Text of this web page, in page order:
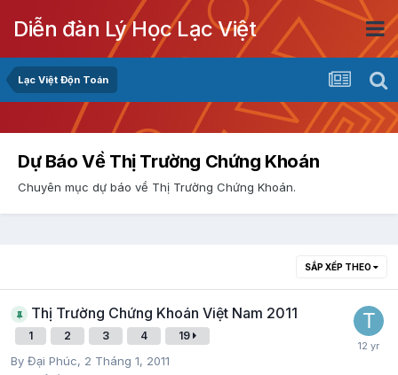
Diễn đàn Lý Học Lạc Việt
Lạc Việt Độn Toán
Dự Báo Về Thị Trường Chứng Khoán
Chuyên mục dự báo về Thị Trường Chứng Khoán.
SẮP XẾP THEO
Thị Trường Chứng Khoán Việt Nam 2011
1 2 3 4 19
By Đại Phúc, 2 Tháng 1, 2011